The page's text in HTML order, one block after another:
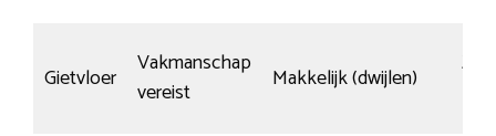
Gietvloer
Vakmanschap
vereist
Makkelijk (dwijlen)